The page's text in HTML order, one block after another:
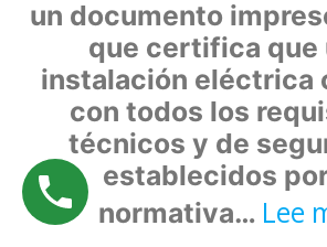
un documento
que certifica que
instalación eléctrica
con todos los
técnicos y de
establecidos
normativa… Lee